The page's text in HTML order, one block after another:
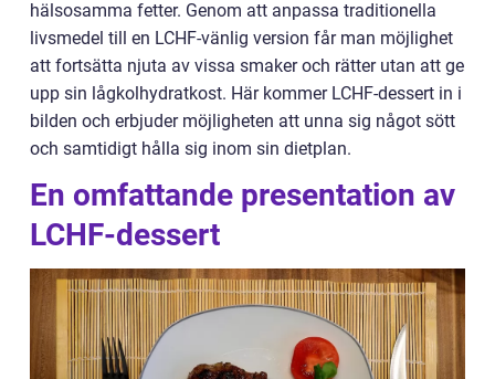
hälsosamma fetter. Genom att anpassa traditionella
livsmedel till en LCHF-vänlig version får man möjlighet
att fortsätta njuta av vissa smaker och rätter utan att ge
upp sin lågkolhydratkost. Här kommer LCHF-dessert in i
bilden och erbjuder möjligheten att unna sig något sött
och samtidigt hålla sig inom sin dietplan.
En omfattande presentation av
LCHF-dessert